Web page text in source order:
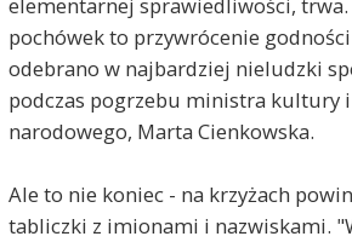
elementarnej sprawiedliwości, trwa.
pochówek to przywrócenie
odebrano w najbardziej nieludzki
podczas pogrzebu ministra kultury
narodowego, Marta Cienkowska.
Ale to nie koniec - na krzyżach
tabliczki z imionami i nazwiskami.